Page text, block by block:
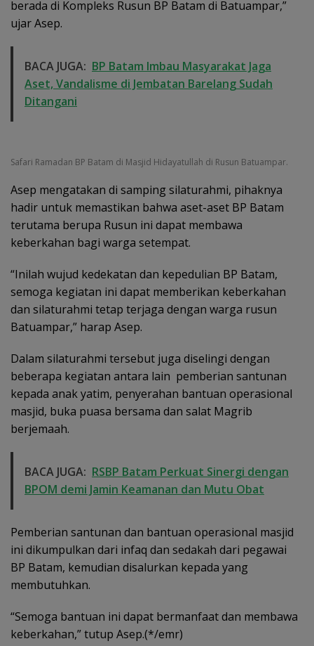
berada di Kompleks Rusun BP Batam di Batuampar,”
ujar Asep.
BACA JUGA: BP Batam Imbau Masyarakat Jaga
Aset, Vandalisme di Jembatan Barelang Sudah
Ditangani
Safari Ramadan BP Batam di Masjid Hidayatullah di Rusun Batuampar.
Asep mengatakan di samping silaturahmi, pihaknya
hadir untuk memastikan bahwa aset-aset BP Batam
terutama berupa Rusun ini dapat membawa
keberkahan bagi warga setempat.
“Inilah wujud kedekatan dan kepedulian BP Batam,
semoga kegiatan ini dapat memberikan keberkahan
dan silaturahmi tetap terjaga dengan warga rusun
Batuampar,” harap Asep.
Dalam silaturahmi tersebut juga diselingi dengan
beberapa kegiatan antara lain pemberian santunan
kepada anak yatim, penyerahan bantuan operasional
masjid, buka puasa bersama dan salat Magrib
berjemaah.
BACA JUGA: RSBP Batam Perkuat Sinergi dengan
BPOM demi Jamin Keamanan dan Mutu Obat
Pemberian santunan dan bantuan operasional masjid
ini dikumpulkan dari infaq dan sedakah dari pegawai
BP Batam, kemudian disalurkan kepada yang
membutuhkan.
“Semoga bantuan ini dapat bermanfaat dan membawa
keberkahan,” tutup Asep.(*/emr)